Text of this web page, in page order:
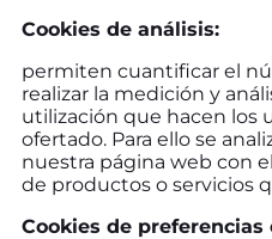
Cookies de análisis:
permiten cuantificar el
realizar la medición y
utilización que hacen los
ofertado. Para ello se
nuestra página web con
de productos o servicios
Cookies de preferencias